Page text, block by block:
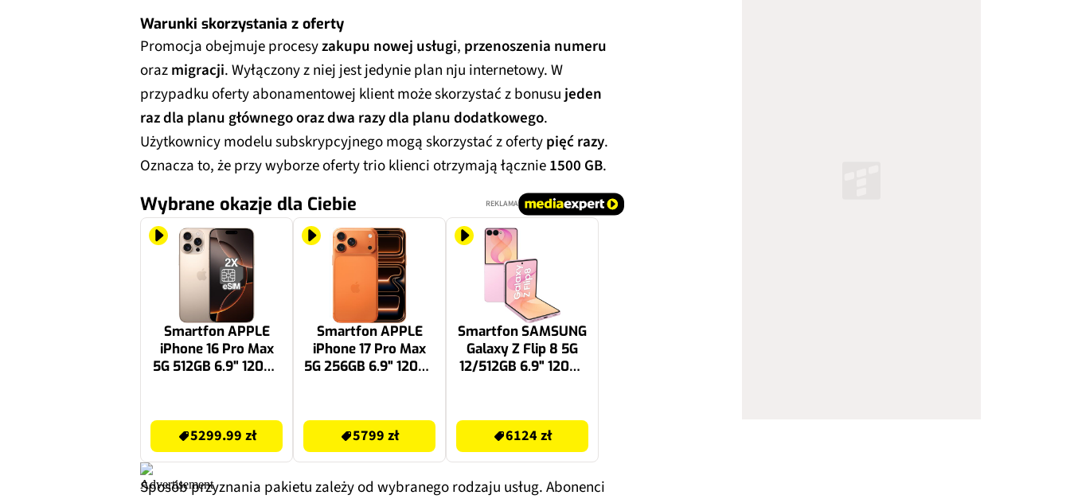
Warunki skorzystania z oferty
Promocja obejmuje procesyzakupu nowej usługi, przenoszenia numeru
orazmigracji. Wyłączony z niej jest jedynie plan nju internetowy. W
przypadku oferty abonamentowej klient może skorzystać z bonusu jeden
raz dla planu głównego oraz dwa razy dla planu dodatkowego.
Użytkownicy modelu subskrypcyjnego mogą skorzystać z ofertypięć razy.
Oznacza to, że przy wyborze oferty trio klienci otrzymają łącznie1500 GB.
Wybrane okazje dla Ciebie REKLAMA
Smartfon APPLE
iPhone 16 Pro Max
5G 512GB 6.9" 120Hz
5299.99 zł
Smartfon APPLE
iPhone 17 Pro Max
5G 256GB 6.9" 120Hz
5799 zł
Smartfon SAMSUNG
Galaxy Z Flip 8 5G
12/512GB 6.9" 120Hz
6124 zł
Sposób przyznania pakietu zależy od wybranego rodzaju usług. Abonenci